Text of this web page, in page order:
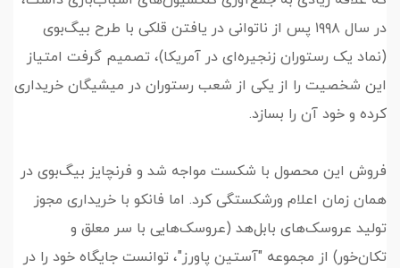
در سال ۱۹۹۸ پس از ناتوانی در یافتن قلکی با طرح بیگ‌بوی
(نماد یک رستوران زنجیره‌ای در آمریکا)، تصمیم گرفت امتیاز
این شخصیت را از یکی از شعب رستوران در میشیگان خریداری
کرده و خود آن را بسازد.
فروش این محصول با شکست مواجه شد و فرنچایز بیگ‌بوی در
همان زمان اعلام ورشکستگی کرد. اما فانکو با خریداری مجوز
تولید عروسک‌های بابل‌هد (عروسک‌هایی با سر معلق و
تکان‌خور) از مجموعه "آستین پاورز"، توانست جایگاه خود را در